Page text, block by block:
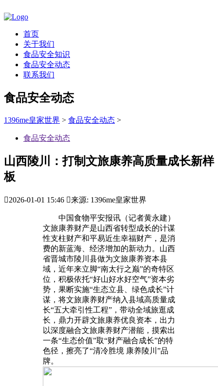
首页
关于我们
食品安全知识
食品安全动态
联系我们
食品安全动态
1396me皇家世界 > 食品安全动态 >
食品安全动态
山西陵川：打制文旅康养高质量成长新样
板
2026-01-01 15:46 来源: 1396me皇家世界
中国食物平安报讯（记者黄永建）
文旅康养财产是山西省转型成长的计谋
性支柱财产和平易近生幸福财产，是消
费的新蓝海、经济增加的新动力。山西
省晋城市陵川县做为文旅康养资本县
域，近年来立脚“南太行之巅”的奇特区
位，积极依托“好山好水好空气”资本劣
势，果断实施“生态立县、绿色成长”计
谋，将文旅康养财产纳入县域高质量成
长“五大牵引性工程”，带动全域旅逛成
长，鼎力开辟文旅康养优良资本，出力
以深度融合文旅康养财产潜能，摸索出
一条“生态价值”取“财产融合成长”的特
色径，擦亮了“清冷胜境 康养陵川”品
牌。